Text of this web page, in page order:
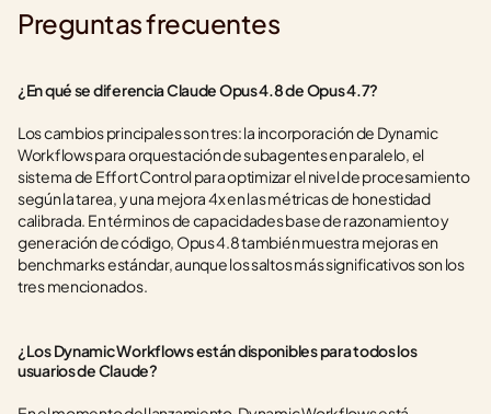
Preguntas frecuentes
¿En qué se diferencia Claude Opus 4.8 de Opus 4.7?
Los cambios principales son tres: la incorporación de Dynamic
Workflows para orquestación de subagentes en paralelo, el
sistema de Effort Control para optimizar el nivel de procesamiento
según la tarea, y una mejora 4x en las métricas de honestidad
calibrada. En términos de capacidades base de razonamiento y
generación de código, Opus 4.8 también muestra mejoras en
benchmarks estándar, aunque los saltos más significativos son los
tres mencionados.
¿Los Dynamic Workflows están disponibles para todos los
usuarios de Claude?